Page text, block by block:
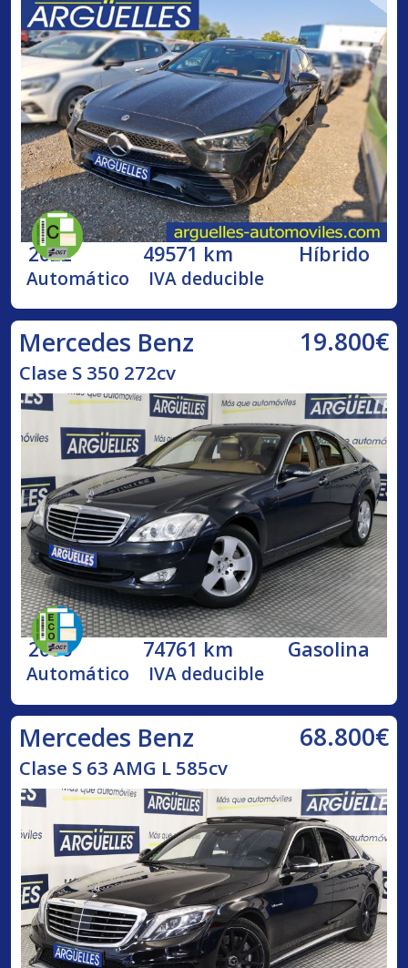
2022 49571 km Híbrido
Automático IVA deducible
Mercedes Benz 19.800€
Clase S 350 272cv
2006 74761 km Gasolina
Automático IVA deducible
Mercedes Benz 68.800€
Clase S 63 AMG L 585cv